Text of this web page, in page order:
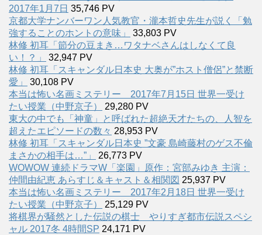
2017年1月7日 35,746 PV
京都大学ナンバーワン人気教官・瀧本哲史先生が説く「勉
強することのホントの意味」
33,803 PV
林修 初耳「節分の豆まき…ワタナベさんはしなくて良
い！？」
32,947 PV
林修 初耳「スキャンダル日本史 大奥が”ホスト僧侶”と禁断
愛」
30,108 PV
本当は怖い名画ミステリー 2017年7月15日 世界一受け
たい授業（中野京子）
29,280 PV
東大の中でも「神童」と呼ばれた超絶天才たちの、人智を
超えたエピソードの数々 28,953 PV
林修 初耳「スキャンダル日本史 ”文豪 島崎藤村のゲス不倫
まさかの相手は…”」
26,773 PV
WOWOW 連続ドラマW「楽園」原作：宮部みゆき 主演：
仲間由紀恵 あらすじ＆キャスト＆相関図 25,937 PV
本当は怖い名画ミステリー 2017年2月18日 世界一受け
たい授業（中野京子）
25,129 PV
将棋界が騒然とした伝説の棋士 やりすぎ都市伝説スペシ
ャル 2017冬 4時間SP 24,171 PV